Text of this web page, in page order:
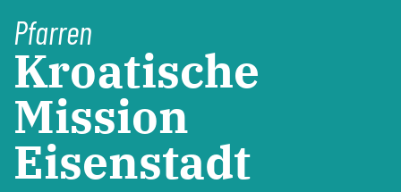
Pfarren
Kroatische
Mission
Eisenstadt